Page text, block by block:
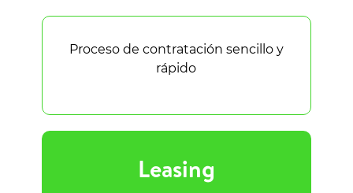
Leasing
Proceso de contratación sencillo y
rápido